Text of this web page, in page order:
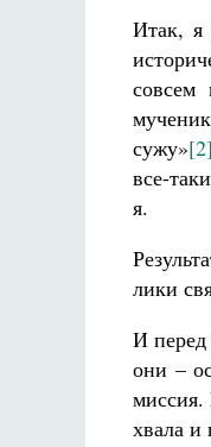
Итак, я
совсем
сужу»[2]
все-
я.
лики
И перед
они –
хвала и